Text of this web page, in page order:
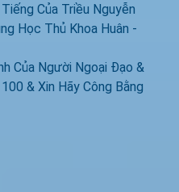
Của Triều Nguyễn
Học Thủ Khoa Huân -
Của Người Ngoại Đạo &
& Xin Hãy Công Bằng